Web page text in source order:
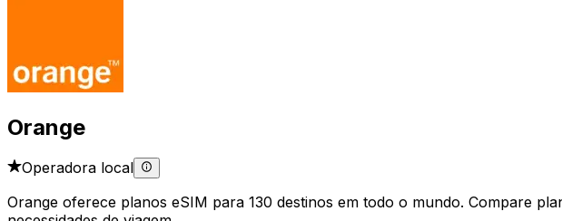
Orange
Operadora local
Orange oferece planos eSIM para 130 destinos em todo o mundo. Compare